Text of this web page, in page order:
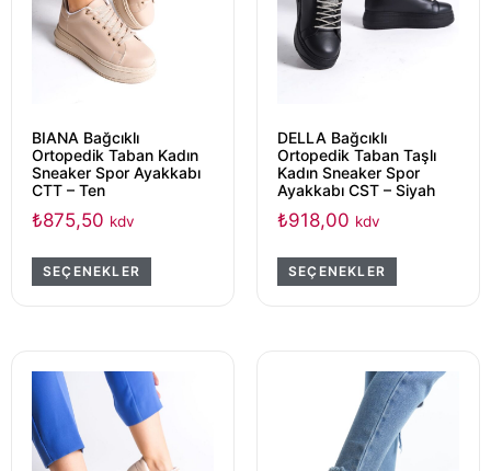
BIANA Bağcıklı
Ortopedik Taban Kadın
Sneaker Spor Ayakkabı
CTT – Ten
₺875,50 kdv
SEÇENEKLER
DELLA Bağcıklı
Ortopedik Taban Taşlı
Kadın Sneaker Spor
Ayakkabı CST – Siyah
₺918,00 kdv
SEÇENEKLER